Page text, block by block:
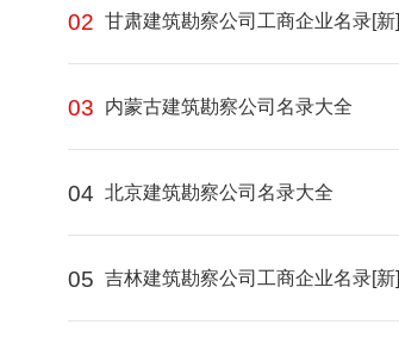
02 甘肃建筑勘察公司工商企业名录[新]
03 内蒙古建筑勘察公司名录大全
04 北京建筑勘察公司名录大全
05 吉林建筑勘察公司工商企业名录[新]